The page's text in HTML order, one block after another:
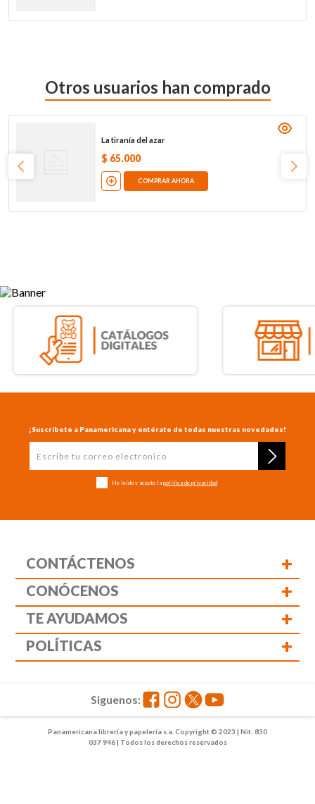
Otros usuarios han comprado
La tiranía del azar
$ 65.000
COMPRAR AHORA
¡Suscríbete a Panamericana y entérate de todas nuestras novedades!
He leído y acepto la política de privacidad
CONTÁCTENOS +
CONÓCENOS +
TE AYUDAMOS +
POLÍTICAS +
Panamericana librería y papelería s.a. Copyright © 2023 | Nit: 830
037 946 | Todos los derechos reservados
Siguenos: